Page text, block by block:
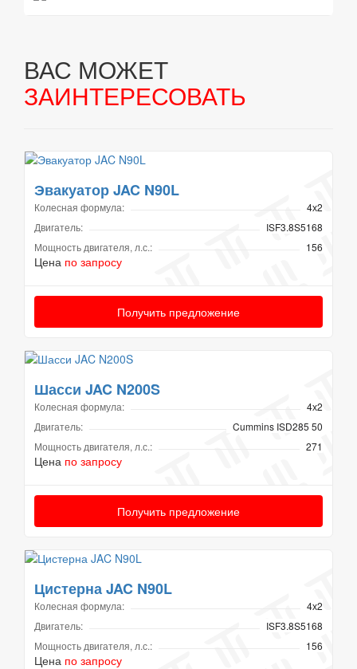
ВАС МОЖЕТ
ЗАИНТЕРЕСОВАТЬ
Эвакуатор JAC N90L
Колесная формула:
4х2
Двигатель:
ISF3.8S5168
Мощность двигателя, л.с.:
156
Цена по запросу
Получить предложение
Шасси JAC N200S
Колесная формула:
4х2
Двигатель:
Cummins ISD285 50
Мощность двигателя, л.с.:
271
Цена по запросу
Получить предложение
Цистерна JAC N90L
Колесная формула:
4х2
Двигатель:
ISF3.8S5168
Мощность двигателя, л.с.:
156
Цена по запросу